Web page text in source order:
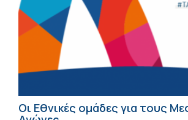
Οι Εθνικές ομάδες για τους